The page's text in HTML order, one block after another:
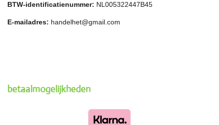
BTW-identificatienummer: NL005322447B45
E-mailadres: handelhet@gmail.com
betaalmogelijkheden